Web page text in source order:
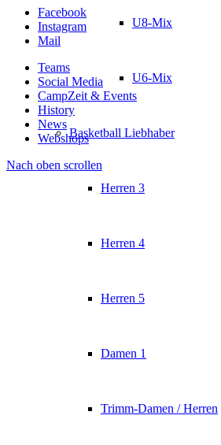
U8-Mix
U6-Mix
Basketball Liebhaber
Herren 3
Herren 4
Herren 5
Damen 1
Trimm-Damen / Herren
Facebook
Instagram
Mail
Teams
Social Media
CampZeit & Events
History
News
Webshops
Nach oben scrollen